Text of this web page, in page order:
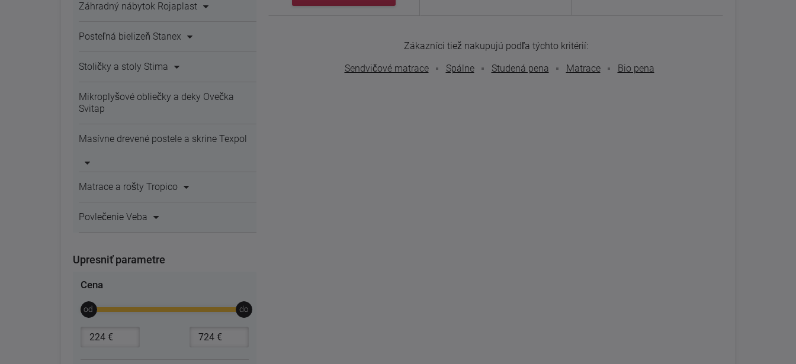
Záhradný nábytok Rojaplast
Posteľná bielizeň Stanex
Stoličky a stoly Stima
Mikroplyšové obliečky a deky Ovečka
Svitap
Masívne drevené postele a skrine Texpol
Matrace a rošty Tropico
Povlečenie Veba
Upresniť parametre
Cena
Zákazníci tiež nakupujú podľa týchto kritérií:
Sendvičové matrace
Spálne Studená pena Matrace Bio pena